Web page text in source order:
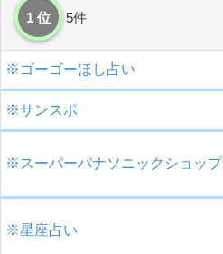
1 位 5件
※ゴーゴーほし占い
※サンスポ
※スーパーパナソニックショップ
※星座占い